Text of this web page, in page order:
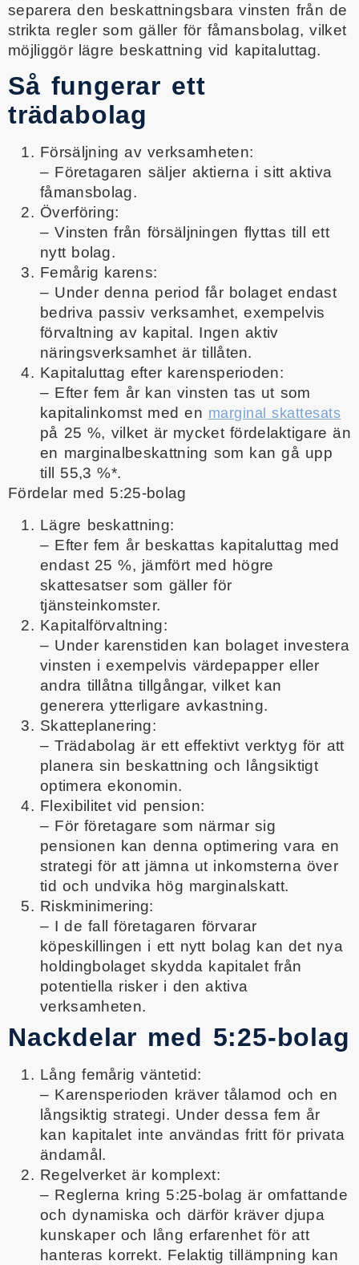
separera den beskattningsbara vinsten från de
strikta regler som gäller för fåmansbolag, vilket
möjliggör lägre beskattning vid kapitaluttag.
Så fungerar ett
trädabolag
Försäljning av verksamheten:
– Företagaren säljer aktierna i sitt aktiva
fåmansbolag.
Överföring:
– Vinsten från försäljningen flyttas till ett
nytt bolag.
Femårig karens:
– Under denna period får bolaget endast
bedriva passiv verksamhet, exempelvis
förvaltning av kapital. Ingen aktiv
näringsverksamhet är tillåten.
Kapitaluttag efter karensperioden:
– Efter fem år kan vinsten tas ut som
kapitalinkomst med en marginal skattesats
på 25 %, vilket är mycket fördelaktigare än
en marginalbeskattning som kan gå upp
till 55,3 %*.
Fördelar med 5:25-bolag
Lägre beskattning:
– Efter fem år beskattas kapitaluttag med
endast 25 %, jämfört med högre
skattesatser som gäller för
tjänsteinkomster.
Kapitalförvaltning:
– Under karenstiden kan bolaget investera
vinsten i exempelvis värdepapper eller
andra tillåtna tillgångar, vilket kan
generera ytterligare avkastning.
Skatteplanering:
– Trädabolag är ett effektivt verktyg för att
planera sin beskattning och långsiktigt
optimera ekonomin.
Flexibilitet vid pension:
– För företagare som närmar sig
pensionen kan denna optimering vara en
strategi för att jämna ut inkomsterna över
tid och undvika hög marginalskatt.
Riskminimering:
– I de fall företagaren förvarar
köpeskillingen i ett nytt bolag kan det nya
holdingbolaget skydda kapitalet från
potentiella risker i den aktiva
verksamheten.
Nackdelar med 5:25-bolag
Lång femårig väntetid:
– Karensperioden kräver tålamod och en
långsiktig strategi. Under dessa fem år
kan kapitalet inte användas fritt för privata
ändamål.
Regelverket är komplext:
– Reglerna kring 5:25-bolag är omfattande
och dynamiska och därför kräver djupa
kunskaper och lång erfarenhet för att
hanteras korrekt. Felaktig tillämpning kan